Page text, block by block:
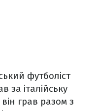
футболіст
за італійську
грав разом з